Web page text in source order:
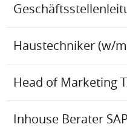
Haustechniker (w/
Head of Marketing
Inhouse Berater